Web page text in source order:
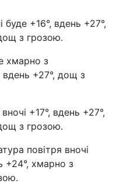
буде +16°, вдень +27°,
з грозою.
хмарно з
вдень +27°, дощ з
+17°, вдень +27°,
з грозою.
повітря вночі
+24°, хмарно з